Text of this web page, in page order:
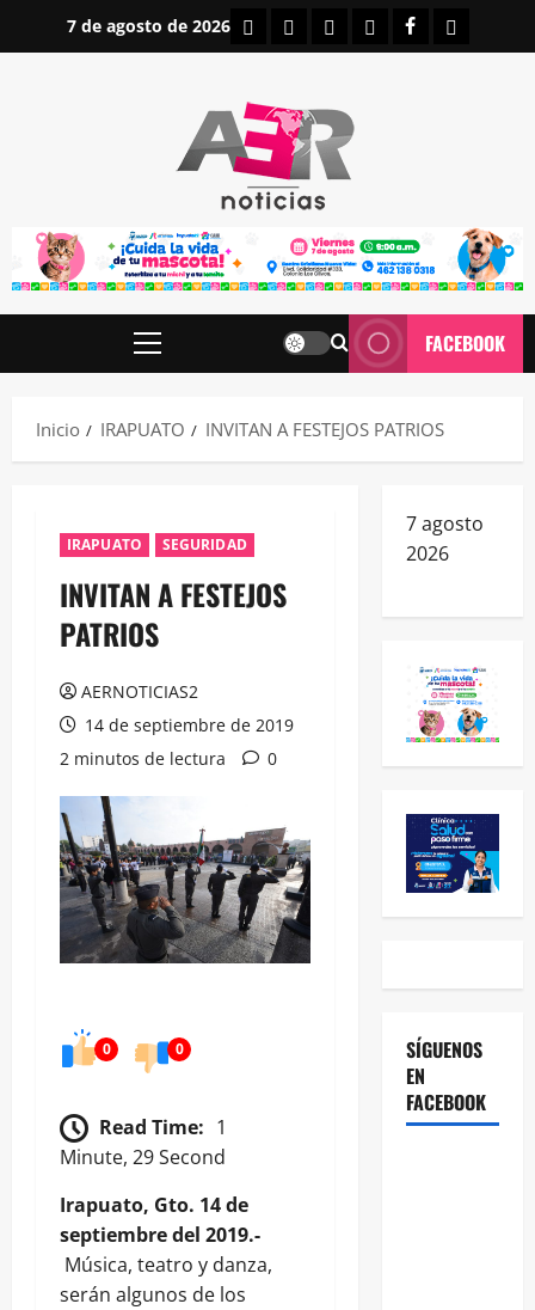
7 de agosto de 2026 INICIOIRAPUATO
ESTATALES
NACIONALES
FACEBOOK
Menú
FACEBOOK
Inicio IRAPUATO INVITAN A FESTEJOS PATRIOS
IRAPUATO SEGURIDAD
INVITAN A FESTEJOS
PATRIOS
AERNOTICIAS2
14 de septiembre de 2019
2 minutos de lectura
0
0 0
Read Time: 1
Minute, 29 Second
Irapuato, Gto. 14 de
septiembre del 2019.-
Música, teatro y danza,
serán algunos de los
7 agosto
2026
SÍGUENOS
EN
FACEBOOK